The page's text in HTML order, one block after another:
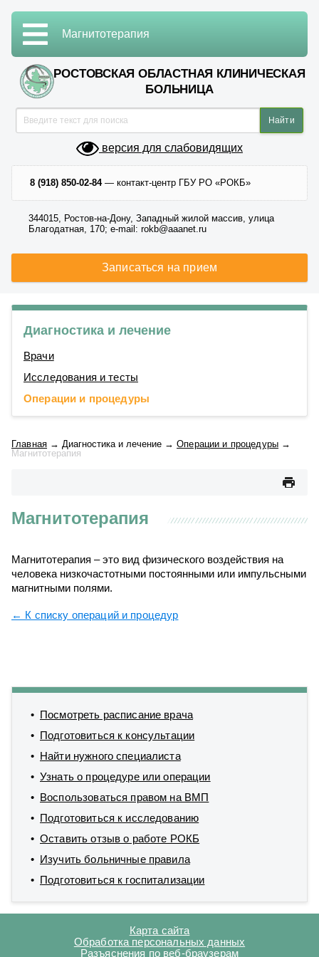
РОСТОВСКАЯ ОБЛАСТНАЯ КЛИНИЧЕСКАЯ
БОЛЬНИЦА
версия для слабовидящих
8 (918) 850-02-84— контакт-центр ГБУ РО «РОКБ»
344015, Ростов-на-Дону, Западный жилой массив, улица
Благодатная, 170; e-mail: rokb@aaanet.ru
Записаться на прием
Магнитотерапия
Диагностика и лечение
Врачи
Исследования и тесты
Операции и процедуры
Главная →Диагностика и лечение →Операции и процедуры →
Магнитотерапия
Магнитотерапия
Магнитотерапия – это вид физического воздействия на
человека низкочастотными постоянными или импульсными
магнитными полями.
← К списку операций и процедур
Посмотреть расписание врача
Подготовиться к консультации
Найти нужного специалиста
Узнать о процедуре или операции
Воспользоваться правом на ВМП
Подготовиться к исследованию
Оставить отзыв о работе РОКБ
Изучить больничные правила
Подготовиться к госпитализации
Карта сайта
Обработка персональных данных
Разъяснения по веб-браузерам